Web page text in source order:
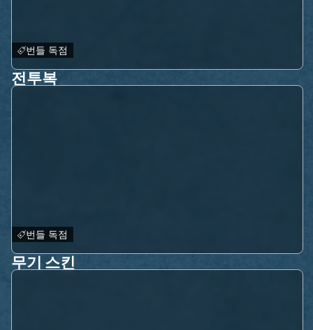
번들 독점
전투복
번들 독점
무기 스킨